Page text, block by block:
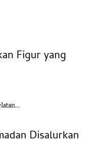
Figur yang
Disalurkan